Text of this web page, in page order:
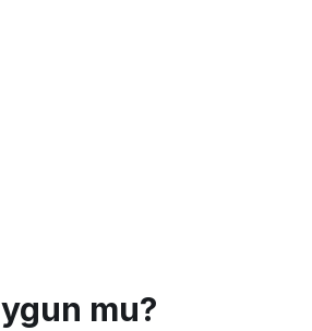
mu?